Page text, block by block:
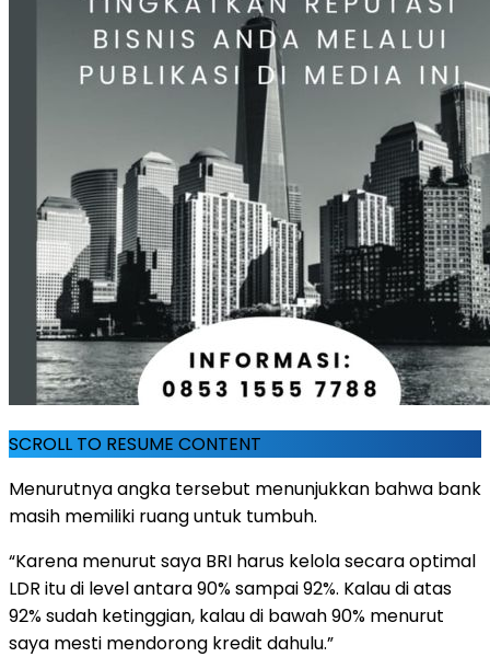
SCROLL TO RESUME CONTENT
Menurutnya angka tersebut menunjukkan bahwa bank
masih memiliki ruang untuk tumbuh.
“Karena menurut saya BRI harus kelola secara optimal
LDR itu di level antara 90% sampai 92%. Kalau di atas
92% sudah ketinggian, kalau di bawah 90% menurut
saya mesti mendorong kredit dahulu.”